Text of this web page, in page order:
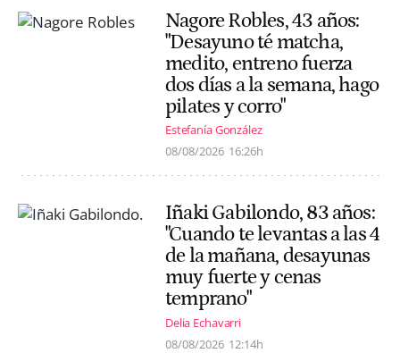
Nagore Robles, 43 años:
"Desayuno té matcha,
medito, entreno fuerza
dos días a la semana, hago
pilates y corro"
Estefanía González
08/08/2026 16:26h
Iñaki Gabilondo, 83 años:
"Cuando te levantas a las 4
de la mañana, desayunas
muy fuerte y cenas
temprano"
Delia Echavarri
08/08/2026 12:14h